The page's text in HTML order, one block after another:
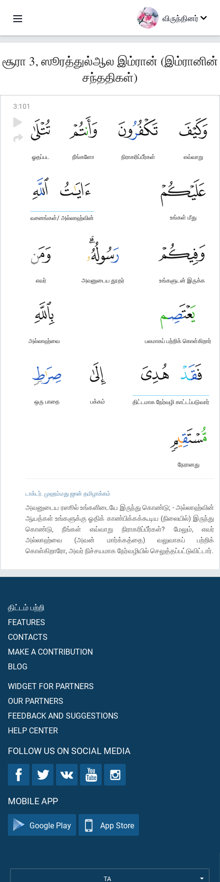
விருந்தினர்
சூரா 3, ஸூரத்துல்ஆல இம்ரான் (இம்ரானின்
சந்ததிகள்)
3:101
எவ்வாறு
நிராகரிப்பீர்கள்
நீங்களோ
ஓதப்பட
உங்கள் மீது
வசனங்கள்/ அல்லாஹ்வின்
உங்களுடன் இருக்க
அவனுடைய தூதர்
எவர்
பலமாகப் பற்றிக் கொள்கிறார்
அல்லாஹ்வை
திட்டமாக நேர்வழி காட்டப்படுவார்
பக்கம்
ஒரு பாதை
நேரானது
டாக்டர். முஹம்மது ஜான் தமிழாக்கம்
அவனுடைய ரஸூல் உங்களிடையே இருந்து கொண்டு; - அல்லாஹ்வின்
ஆயத்கள் உங்களுக்கு ஓதிக் காண்பிக்கக்கூடிய (நிலையில்) இருந்து
கொண்டு, நீங்கள் எவ்வாறு நிராகரிப்பீர்கள்? மேலும், எவர்
அல்லாஹ்வை (அவன் மார்க்கத்தை) வலுவாகப் பற்றிக்
கொள்கிறாரோ, அவர் நிச்சயமாக நேர்வழியில் செலுத்தப்பட்டுவிட்டார்.
திட்டம் பற்றி
FEATURES
CONTACTS
MAKE A CONTRIBUTION
BLOG
WIDGET FOR PARTNERS
OUR PARTNERS
FEEDBACK AND SUGGESTIONS
HELP CENTER
FOLLOW US ON SOCIAL MEDIA
MOBILE APP
Google Play App Store
TA